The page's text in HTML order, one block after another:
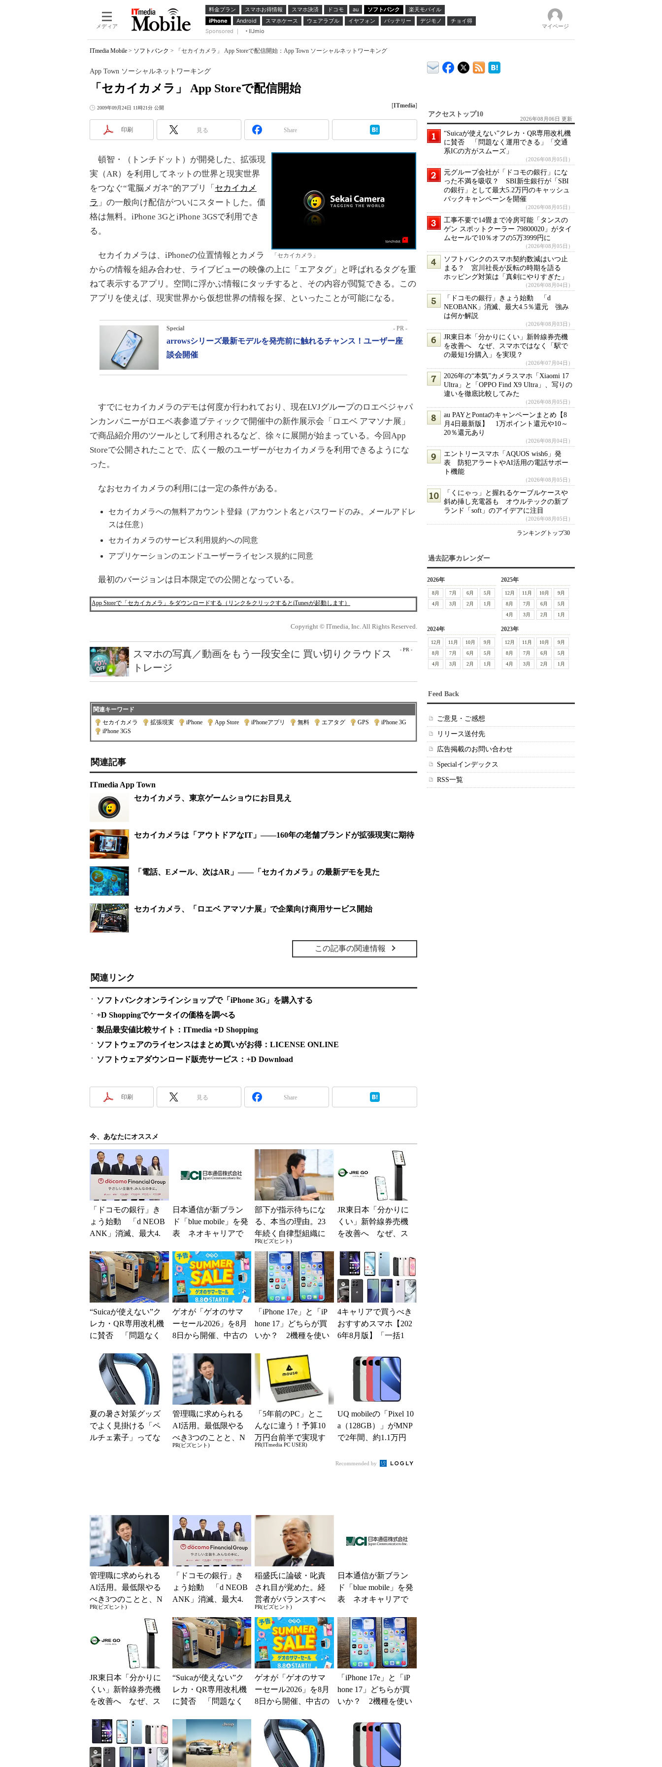
メディア
料金プラン スマホお得情報 スマホ決済 ドコモ au ソフトバンク
楽天モバイル
iPhone
Android スマホケース ウェアラブル イヤフォン バッテリー デジモノ
チョイ得
Sponsored ｜
IIJmio
マイページ
ITmedia Mobile > ソフトバンク > 「セカイカメラ」 App Storeで配信開始：App Town ソーシャルネットワーキング
「セカイカメラ」 App Storeで配信開始
App Town ソーシャルネットワーキング
2009年09月24日 11時21分 公開 [ITmedia]
印刷 見る Share
「セカイカメラ」
頓智・（トンチドット）が開発した、拡張現
実（AR）を利用してネットの世界と現実世界
をつなぐ“電脳メガネ”的アプリ「 セカイカメ
ラ 」の一般向け配信がついにスタートした。価
格は無料。iPhone 3GとiPhone 3GSで利用でき
る。
セカイカメラは、iPhoneの位置情報とカメラ
からの情報を組み合わせ、ライブビューの映像の上に「エアタグ」と呼ばれるタグを重
ねて表示するアプリ。空間に浮かぶ情報にタッチすると、その内容が閲覧できる。この
アプリを使えば、現実世界から仮想世界の情報を探、といったことが可能になる。
Special - PR -
arrowsシリーズ最新モデルを発売前に触れるチャンス！ユーザー座
談会開催
すでにセカイカメラのデモは何度か行われており、現在LVJグループのロエベジャパ
ンカンパニーがロエベ表参道ブティックで開催中の新作展示会「ロエベ アマソナ展」
で商品紹介用のツールとして利用されるなど、徐々に展開が始まっている。今回App
Storeで公開されたことで、広く一般のユーザーがセカイカメラを利用できるようにな
った。
なおセカイカメラの利用には一定の条件がある。
セカイカメラへの無料アカウント登録（アカウント名とパスワードのみ。メールアドレ
スは任意）
セカイカメラのサービス利用規約への同意
アプリケーションのエンドユーザーライセンス規約に同意
最初のバージョンは日本限定での公開となっている。
App Storeで「セカイカメラ」をダウンロードする（リンクをクリックするとiTunesが起動します）
Copyright © ITmedia, Inc. All Rights Reserved.
- PR -
スマホの写真／動画をもう一段安全に 買い切りクラウドス
トレージ
関連キーワード
セカイカメラ
拡張現実 iPhone App Store iPhoneアプリ 無料 エアタグ GPS iPhone 3G
iPhone 3GS
関連記事
ITmedia App Town
セカイカメラ、東京ゲームショウにお目見え
セカイカメラは「アウトドアなIT」――160年の老舗ブランドが拡張現実に期待
「電話、Eメール、次はAR」――「セカイカメラ」の最新デモを見た
セカイカメラ、「ロエベ アマソナ展」で企業向け商用サービス開始
この記事の関連情報
関連リンク
ソフトバンクオンラインショップで「iPhone 3G」を購入する
+D Shoppingでケータイの価格を調べる
製品最安値比較サイト：ITmedia +D Shopping
ソフトウェアのライセンスはまとめ買いがお得：LICENSE ONLINE
ソフトウェアダウンロード販売サービス：+D Download
印刷 見る Share
今、あなたにオススメ
「ドコモの銀行」き
ょう始動 「d NEOB
ANK」消滅、最大4.
解説
日本通信が新ブラン
ド「blue mobile」を発
表 ネオキャリアで
部下が指示待ちにな
る、本当の理由。23
年続く自律型組織に
共通する「3つの要
素」
PR(ビズヒント)
JR東日本「分かりに
くい」新幹線券売機
を改善へ なぜ、ス
の最短1分購入」を実
現？
“Suicaが使えない”ク
レカ・QR専用改札機
に賛否 「問題なく
系ICの方がスムー...
ゲオが「ゲオのサマ
ーセール2026」を8月
8日から開催、中古の
得に
「iPhone 17e」と「iP
hone 17」どちらが買
いか？ 2機種を使い
ッ...
4キャリアで買うべき
おすすめスマホ【202
6年8月版】「一括1
得なiPhone／...
夏の暑さ対策グッズ
でよく見掛ける「ペ
ルチェ素子」ってな
管理職に求められる
AI活用。最低限やる
べき3つのことと、N
Gな自己認識
PR(ビズヒント)
「5年前のPC」とこ
んなに違う！予算10
万円台前半で実現す
る快適PCライフ
PR(ITmedia PC USER)
UQ mobileの「Pixel 10
a（128GB）」がMNP
で2年間、約1.1万円
Recommended by
管理職に求められる
AI活用。最低限やる
べき3つのことと、N
Gな自己認識
PR(ビズヒント)
「ドコモの銀行」き
ょう始動 「d NEOB
ANK」消滅、最大4.
解説
稲盛氏に論破・叱責
され目が覚めた。経
営者がバランスすべ
き2つの背反
PR(ビズヒント)
日本通信が新ブラン
ド「blue mobile」を発
表 ネオキャリアで
JR東日本「分かりに
くい」新幹線券売機
を改善へ なぜ、ス
の最短1分購入」を実
現？
“Suicaが使えない”ク
レカ・QR専用改札機
に賛否 「問題なく
系ICの方がスムー...
ゲオが「ゲオのサマ
ーセール2026」を8月
8日から開催、中古の
得に
「iPhone 17e」と「iP
hone 17」どちらが買
いか？ 2機種を使い
アクセストップ10
2026年08月06日 更新
“Suicaが使えない”クレカ・QR専用改札機
に賛否 「問題なく運用できる」「交通
系ICの方がスムーズ」
（2026年08月05日）
元グループ会社が「ドコモの銀行」にな
った不満を吸収？ SBI新生銀行が「SBI
の銀行」として最大5.2万円のキャッシュ
バックキャンペーンを開催
（2026年08月05日）
工事不要で14畳まで冷房可能「タンスの
ゲン スポットクーラー 79800020」がタイ
ムセールで10％オフの5万3999円に
（2026年08月05日）
ソフトバンクのスマホ契約数減はいつ止
まる？ 宮川社長が反転の時期を語る
ホッピング対策は「真剣にやりすぎた」
（2026年08月04日）
「ドコモの銀行」きょう始動 「d
NEOBANK」消滅、最大4.5％還元 強み
は何か解説
（2026年08月03日）
JR東日本「分かりにくい」新幹線券売機
を改善へ なぜ、スマホではなく「駅で
の最短1分購入」を実現？
（2026年07月04日）
2026年の“本気”カメラスマホ「Xiaomi 17
Ultra」と「OPPO Find X9 Ultra」、写りの
違いを徹底比較してみた
（2026年08月05日）
au PAYとPontaのキャンペーンまとめ【8
月4日最新版】 1万ポイント還元や10～
20％還元あり
（2026年08月04日）
エントリースマホ「AQUOS wish6」発
表 防犯アラートやAI活用の電話サポー
ト機能
（2026年08月05日）
「くにゃっ」と握れるケーブルケースや
斜め挿し充電器も オウルテックの新ブ
ランド「soft」のアイデアに注目
（2026年08月05日）
ランキングトップ30
過去記事カレンダー
2026年
8月 7月 6月
5月
4月
3月 2月 1月
2025年
12月 11月 10月
9月
8月
7月 6月
5月
4月
3月 2月 1月
2024年
12月 11月 10月
9月
8月
7月 6月
5月
4月
3月 2月 1月
2023年
12月 11月 10月
9月
8月
7月 6月
5月
4月
3月 2月 1月
Feed Back
ご意見・ご感想
リリース送付先
広告掲載のお問い合わせ
Specialインデックス
RSS一覧